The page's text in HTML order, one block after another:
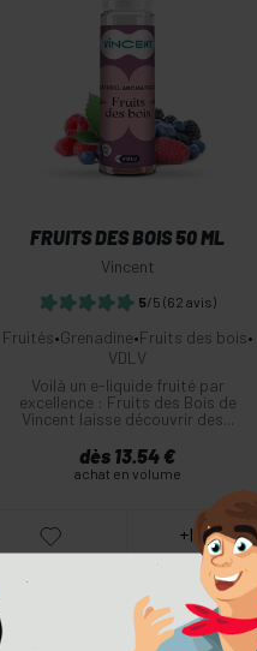
Commander
FRUITS DES BOIS 50 ML
Vincent
5/5 (62 avis)
Fruités•Grenadine•Fruits des bois•
VDLV
Voilà un e-liquide fruité par
excellence : Fruits des Bois de
Vincent laisse découvrir des...
dès 13.54 €
achat en volume
+Infos
SEL DE